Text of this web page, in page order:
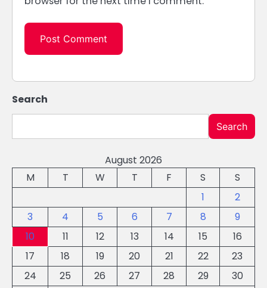
Search
Search
August 2026
M
T W T F S
S
1
2
3
4 5 6 7 8
9
10
11 12 13 14 15
16
17
18 19 20 21 22
23
24
25 26 27 28 29
30